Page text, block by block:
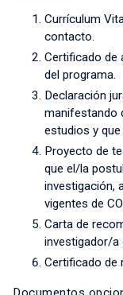
Currículum
contacto.
Certificado de
del programa.
Declaración
manifestando
estudios y
Proyecto de
que el/la
investigación,
vigentes de
Carta de
investigador/a
Certificado de